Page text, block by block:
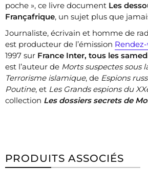
poche », ce livre document Les
Françafrique, un sujet plus que
Journaliste, écrivain et homme de
est producteur de l’émission
1997 sur France Inter, tous les
est l’auteur de Morts suspectes sous
Terrorisme islamique, de Espions
Poutine, et Les Grands espions du
collection Les dossiers secrets de
PRODUITS ASSOCIÉS